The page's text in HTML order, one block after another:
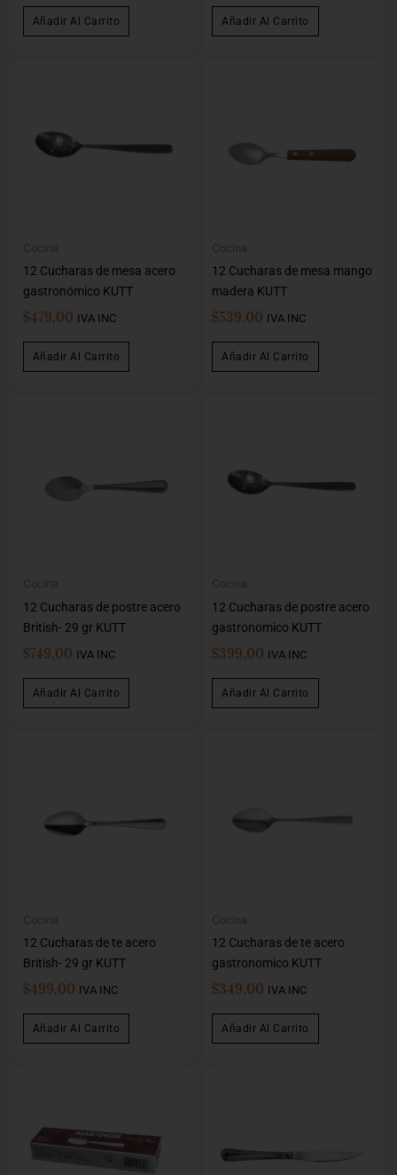
Añadir Al Carrito Añadir Al Carrito
Cocina
12 Cucharas de mesa acero
gastronómico KUTT
$479,00 IVA INC
Añadir Al Carrito
Cocina
12 Cucharas de mesa mango
madera KUTT
$539,00 IVA INC
Añadir Al Carrito
Cocina
12 Cucharas de postre acero
British- 29 gr KUTT
$749,00 IVA INC
Añadir Al Carrito
Cocina
12 Cucharas de postre acero
gastronomico KUTT
$399,00 IVA INC
Añadir Al Carrito
Cocina
12 Cucharas de te acero
British- 29 gr KUTT
$499,00 IVA INC
Añadir Al Carrito
Cocina
12 Cucharas de te acero
gastronomico KUTT
$349,00 IVA INC
Añadir Al Carrito